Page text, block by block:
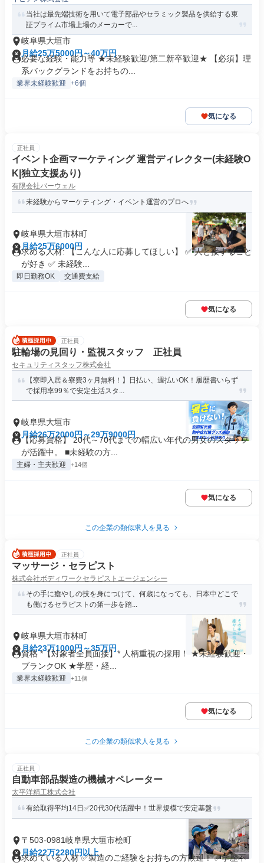
当社は最先端技術を用いて電子部品やセラミック製品を供給する東
証プライム市場上場のメーカーで...
岐阜県大垣市
月給25万5000円～40万円
必要な経験・能力等 ★未経験歓迎/第二新卒歓迎★ 【必須】理
系バックグランドをお持ちの...
業界未経験歓迎 +6個
気になる
正社員
イベント企画マーケティング 運営ディレクター(未経験O
K|独立支援あり)
有限会社バーウェル
未経験からマーケティング・イベント運営のプロへ
岐阜県大垣市林町
月給25万6000円
求める人材: 【こんな人に応募してほしい】 ✅ 人と接すること
が好き ✅ 未経験...
即日勤務OK 交通費支給
気になる
正社員
駐輪場の見回り・監視スタッフ 正社員
セキュリティスタッフ株式会社
【寮即入居＆寮費3ヶ月無料！】日払い、週払いOK！履歴書いらず
で採用率99％で安定生活スタ...
岐阜県大垣市
月給26万2000円～29万9000円
【応募資格】 20代～70代までの幅広い年代の男女のスタッフ
が活躍中。 ■未経験の方...
主婦・主夫歓迎 +14個
気になる
この企業の類似求人を見る
正社員
マッサージ・セラピスト
株式会社ボディワークセラピストエージェンシー
その手に癒やしの技を身につけて、何歳になっても、日本中どこで
も働けるセラピストの第一歩を踏...
岐阜県大垣市林町
月給23万1000円～35万円
資格 *【対象者全員面接】* 人柄重視の採用！ ★未経験歓迎・
ブランクOK ★学歴・経...
業界未経験歓迎 +11個
気になる
この企業の類似求人を見る
正社員
自動車部品製造の機械オペレーター
太平洋精工株式会社
有給取得平均14日✅20代30代活躍中！世界規模で安定基盤
〒503-0981岐阜県大垣市桧町
月給22万2280円以上
求めている人材 ✅製造のご経験をお持ちの方歓迎！ ✅学歴不